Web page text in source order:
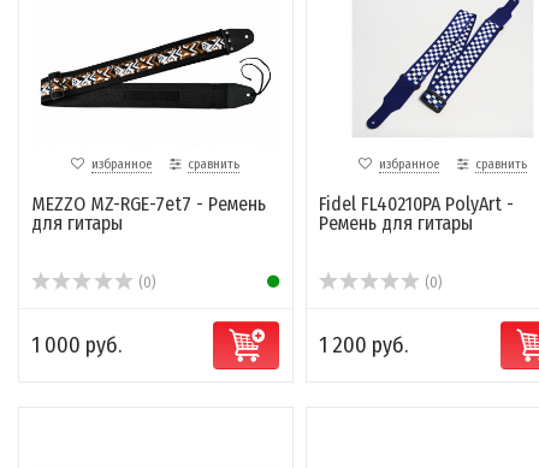
избранное сравнить
MEZZO MZ-RGЕ-7et7 - Ремень
для гитары
(0)
1 000 руб.
избранное сравнить
Fidel FL40210PA PolyArt -
Ремень для гитары
(0)
1 200 руб.